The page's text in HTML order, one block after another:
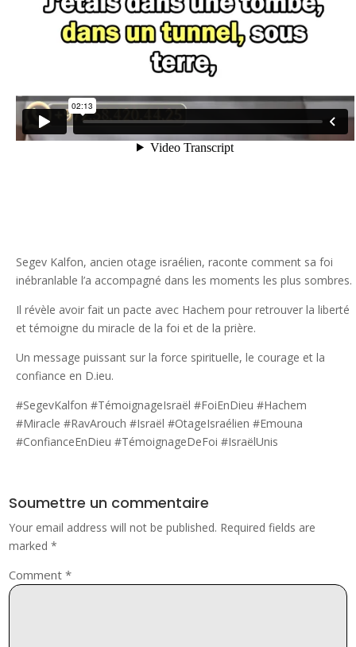
Segev Kalfon, ancien otage israélien, raconte comment sa foi
inébranlable l’a accompagné dans les moments les plus sombres.
Il révèle avoir fait un pacte avec Hachem pour retrouver la liberté
et témoigne du miracle de la foi et de la prière.
Un message puissant sur la force spirituelle, le courage et la
confiance en D.ieu.
#SegevKalfon #TémoignageIsraël #FoiEnDieu #Hachem
#Miracle #RavArouch #Israël #OtageIsraélien #Emouna
#ConfianceEnDieu #TémoignageDeFoi #IsraëlUnis
Soumettre un commentaire
Your email address will not be published. Required fields are
marked*
Comment*